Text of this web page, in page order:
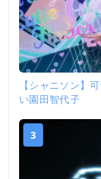
【シャニソン】
い園田智代子
3